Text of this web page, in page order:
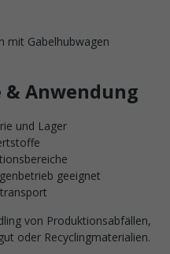
mit Gabelhubwagen
Anwendung
und Lager
geeignet
von Produktionsabfällen,
oder Recyclingmaterialien.